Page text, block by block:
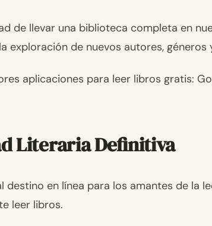
de llevar una biblioteca completa en
exploración de nuevos autores,
aplicaciones para leer libros gratis:
Literaria Definitiva
en línea para los amantes de la
leer libros.